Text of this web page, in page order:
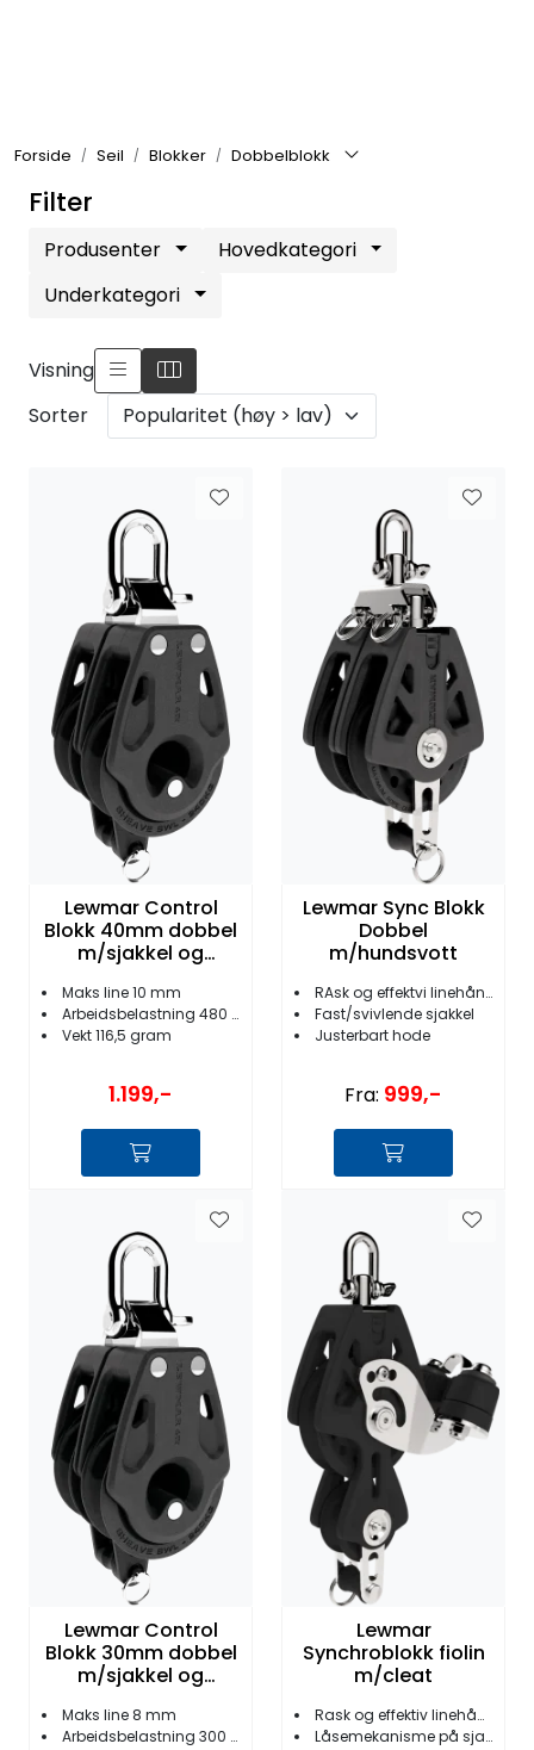
Forside Seil Blokker Dobbelblokk
Filter
Produsenter
Hovedkategori
Underkategori
Visning
Sorter
Lewmar Control
Blokk 40mm dobbel
m/sjakkel og
Maks line 10 mm
Arbeidsbelastning 480 kg
Vekt 116,5 gram
1.199,-
Lewmar Sync Blokk
Dobbel
m/hundsvott
RAsk og effektvi linehåndtering
Fast/svivlende sjakkel
Justerbart hode
Fra: 999,-
Lewmar Control
Blokk 30mm dobbel
m/sjakkel og
Maks line 8 mm
Arbeidsbelastning 300 kg
Lewmar
Synchroblokk fiolin
m/cleat
Rask og effektiv linehåndtering
Låsemekanisme på sjakkel
Bygg/Innredning
VVS
Fortøyning
Fritid/Sikkerhet
Båtpleie/Opplag
Seil
Nyheter